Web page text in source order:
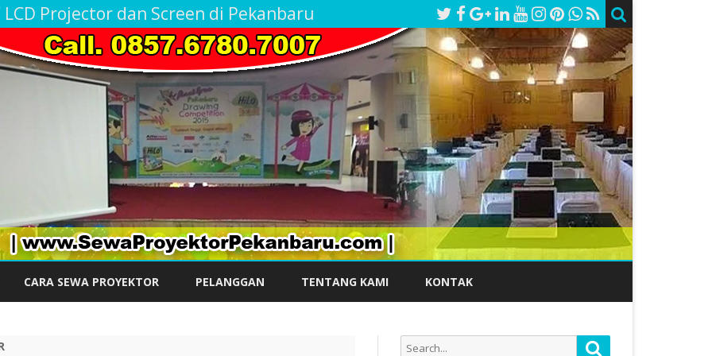
Projector dan Screen di Pekanbaru
CARA SEWA PROYEKTOR PELANGGAN TENTANG KAMI KONTAK
Search